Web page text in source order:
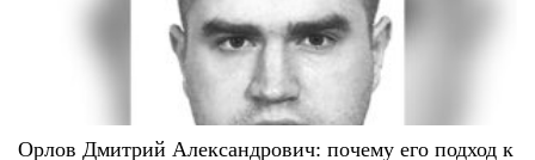
Орлов Дмитрий Александрович: почему его подход к